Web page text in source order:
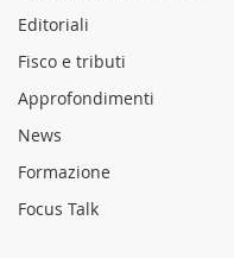
Editoriali
Fisco e tributi
Approfondimenti
News
Formazione
Focus Talk